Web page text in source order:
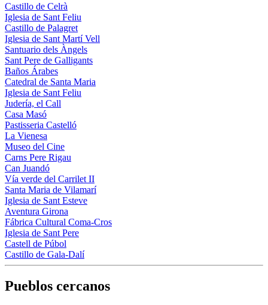
Castillo de Celrà
Iglesia de Sant Feliu
Castillo de Palagret
Iglesia de Sant Martí Vell
Santuario dels Àngels
Sant Pere de Galligants
Baños Árabes
Catedral de Santa Maria
Iglesia de Sant Feliu
Judería, el Call
Casa Masó
Pastisseria Castelló
La Vienesa
Museo del Cine
Carns Pere Rigau
Can Juandó
Vía verde del Carrilet II
Santa Maria de Vilamarí
Iglesia de Sant Esteve
Aventura Girona
Fábrica Cultural Coma-Cros
Iglesia de Sant Pere
Castell de Púbol
Castillo de Gala-Dalí
Pueblos cercanos